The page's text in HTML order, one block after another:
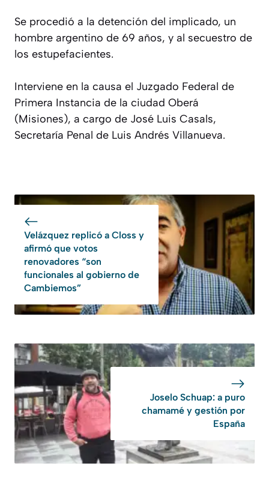
Se procedió a la detención del implicado, un
hombre argentino de 69 años, y al secuestro de
los estupefacientes.
Interviene en la causa el Juzgado Federal de
Primera Instancia de la ciudad Oberá
(Misiones), a cargo de José Luis Casals,
Secretaría Penal de Luis Andrés Villanueva.
Velázquez replicó a Closs y
afirmó que votos
renovadores “son
funcionales al gobierno de
Cambiemos”
Joselo Schuap: a puro
chamamé y gestión por
España